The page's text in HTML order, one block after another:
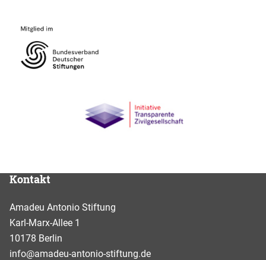
Kontakt
Amadeu Antonio Stiftung
Karl-Marx-Allee 1
10178 Berlin
info@amadeu-antonio-stiftung.de